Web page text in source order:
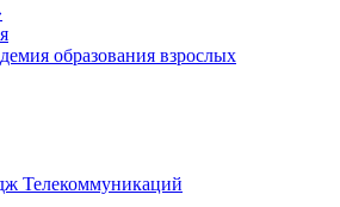
образования взрослых
Телекоммуникаций